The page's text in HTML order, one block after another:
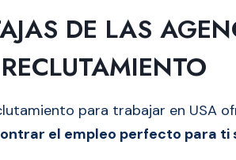
DE LAS
RECLUTAMIENTO
para trabajar en USA
el empleo perfecto para ti